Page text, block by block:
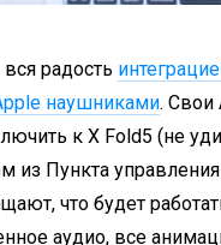
радость
наушниками. Свои
к X Fold5 (не
из Пункта управления
что будет
аудио, все